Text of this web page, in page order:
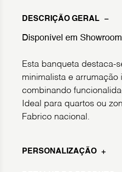
DESCRIÇÃO GERAL
Disponível em Showroom
Esta banqueta destaca-
minimalista e arrumação
combinando
Ideal para quartos ou
Fabrico nacional.
PERSONALIZAÇÃO